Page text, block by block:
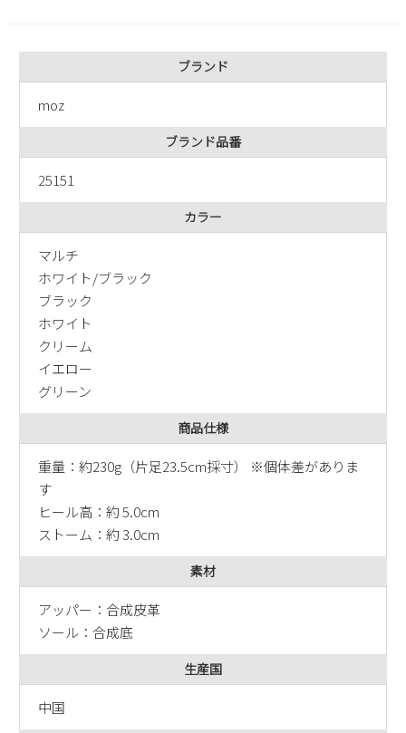
1
2 3 4
5
6
7 8 9 10 11
12
13
20
21 22 23 24 25
26
27
28 29 30
新規会員登録
会社概要
プライバシーポリシー
特定商取引法に基づく表示
お問い合わせ
ブランド
moz
ブランド品番
25151
カラー
マルチ
ホワイト/ブラック
ブラック
ホワイト
クリーム
イエロー
グリーン
商品仕様
重量：約230g（片足23.5cm採寸） ※個体差がありま
す
ヒール高：約 5.0cm
ストーム：約 3.0cm
素材
アッパー：合成皮革
ソール：合成底
生産国
中国